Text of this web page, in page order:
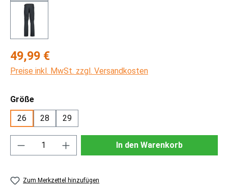
Regulärer Preis:
49,99 €
Preise inkl. MwSt. zzgl. Versandkosten
Größeauswählen
26
28 29
Produkt Anzahl: Gib den gewünschten
In den Warenkorb
Zum Merkzettel hinzufügen